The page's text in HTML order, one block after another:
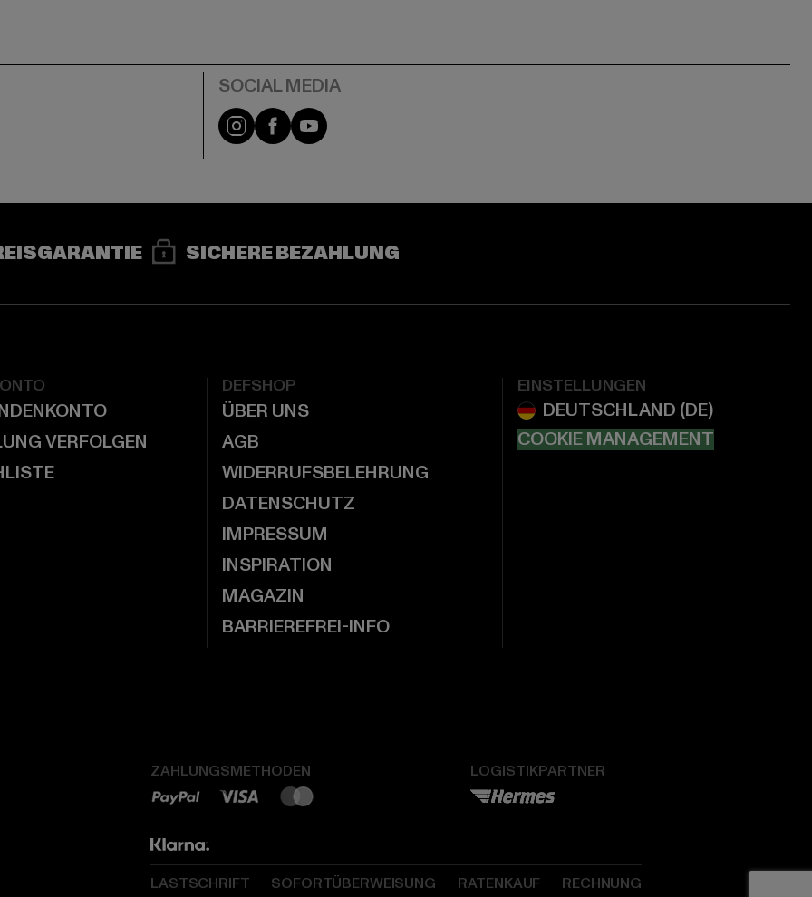
Instagram
FacebookYouTube
SICHERE BEZAHLUNG
VERFOLGEN
DEFSHOP
ÜBER UNS
AGB
WIDERRUFSBELEHRUNG
DATENSCHUTZ
IMPRESSUM
INSPIRATION
MAGAZIN
BARRIEREFREI-INFO
EINSTELLUNGEN
COOKIE MANAGEMENT
ZAHLUNGSMETHODEN LOGISTIKPARTNER
LASTSCHRIFT SOFORTÜBERWEISUNG RATENKAUF RECHNUNG